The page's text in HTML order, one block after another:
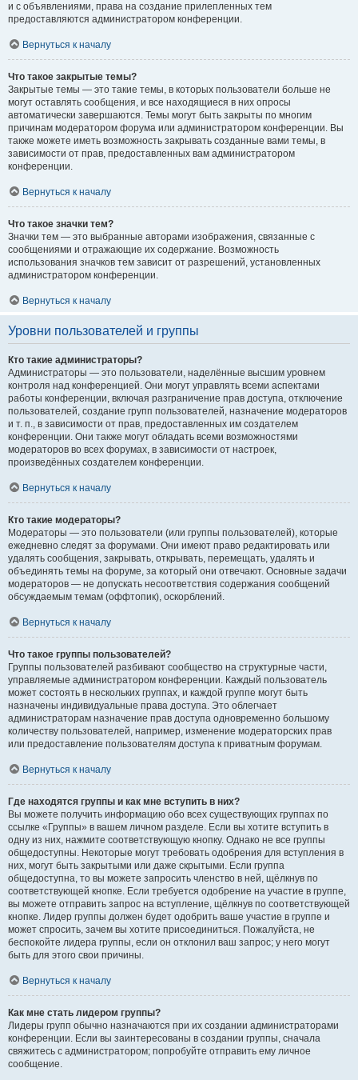
и с объявлениями, права на создание прилепленных тем
предоставляются администратором конференции.
Вернуться к началу
Что такое закрытые темы?
Закрытые темы — это такие темы, в которых пользователи больше не
могут оставлять сообщения, и все находящиеся в них опросы
автоматически завершаются. Темы могут быть закрыты по многим
причинам модератором форума или администратором конференции. Вы
также можете иметь возможность закрывать созданные вами темы, в
зависимости от прав, предоставленных вам администратором
конференции.
Вернуться к началу
Что такое значки тем?
Значки тем — это выбранные авторами изображения, связанные с
сообщениями и отражающие их содержание. Возможность
использования значков тем зависит от разрешений, установленных
администратором конференции.
Вернуться к началу
Уровни пользователей и группы
Кто такие администраторы?
Администраторы — это пользователи, наделённые высшим уровнем
контроля над конференцией. Они могут управлять всеми аспектами
работы конференции, включая разграничение прав доступа, отключение
пользователей, создание групп пользователей, назначение модераторов
и т. п., в зависимости от прав, предоставленных им создателем
конференции. Они также могут обладать всеми возможностями
модераторов во всех форумах, в зависимости от настроек,
произведённых создателем конференции.
Вернуться к началу
Кто такие модераторы?
Модераторы — это пользователи (или группы пользователей), которые
ежедневно следят за форумами. Они имеют право редактировать или
удалять сообщения, закрывать, открывать, перемещать, удалять и
объединять темы на форуме, за который они отвечают. Основные задачи
модераторов — не допускать несоответствия содержания сообщений
обсуждаемым темам (оффтопик), оскорблений.
Вернуться к началу
Что такое группы пользователей?
Группы пользователей разбивают сообщество на структурные части,
управляемые администратором конференции. Каждый пользователь
может состоять в нескольких группах, и каждой группе могут быть
назначены индивидуальные права доступа. Это облегчает
администраторам назначение прав доступа одновременно большому
количеству пользователей, например, изменение модераторских прав
или предоставление пользователям доступа к приватным форумам.
Вернуться к началу
Где находятся группы и как мне вступить в них?
Вы можете получить информацию обо всех существующих группах по
ссылке «Группы» в вашем личном разделе. Если вы хотите вступить в
одну из них, нажмите соответствующую кнопку. Однако не все группы
общедоступны. Некоторые могут требовать одобрения для вступления в
них, могут быть закрытыми или даже скрытыми. Если группа
общедоступна, то вы можете запросить членство в ней, щёлкнув по
соответствующей кнопке. Если требуется одобрение на участие в группе,
вы можете отправить запрос на вступление, щёлкнув по соответствующей
кнопке. Лидер группы должен будет одобрить ваше участие в группе и
может спросить, зачем вы хотите присоединиться. Пожалуйста, не
беспокойте лидера группы, если он отклонил ваш запрос; у него могут
быть для этого свои причины.
Вернуться к началу
Как мне стать лидером группы?
Лидеры групп обычно назначаются при их создании администраторами
конференции. Если вы заинтересованы в создании группы, сначала
свяжитесь с администратором; попробуйте отправить ему личное
сообщение.